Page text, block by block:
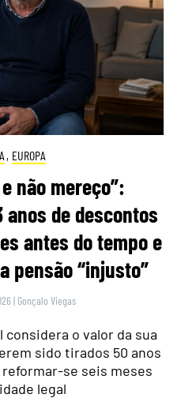
, EUROPA
não mereço”:
de descontos
antes do tempo e
pensão “injusto”
| Gonçalo Viegas
o valor da sua
sido tirados 50 anos
reformar-se seis meses
legal